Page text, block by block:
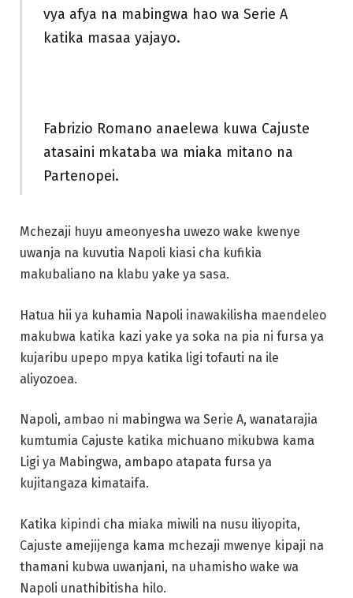
vya afya na mabingwa hao wa Serie A
katika masaa yajayo.
Fabrizio Romano anaelewa kuwa Cajuste
atasaini mkataba wa miaka mitano na
Partenopei.
Mchezaji huyu ameonyesha uwezo wake kwenye
uwanja na kuvutia Napoli kiasi cha kufikia
makubaliano na klabu yake ya sasa.
Hatua hii ya kuhamia Napoli inawakilisha maendeleo
makubwa katika kazi yake ya soka na pia ni fursa ya
kujaribu upepo mpya katika ligi tofauti na ile
aliyozoea.
Napoli, ambao ni mabingwa wa Serie A, wanatarajia
kumtumia Cajuste katika michuano mikubwa kama
Ligi ya Mabingwa, ambapo atapata fursa ya
kujitangaza kimataifa.
Katika kipindi cha miaka miwili na nusu iliyopita,
Cajuste amejijenga kama mchezaji mwenye kipaji na
thamani kubwa uwanjani, na uhamisho wake wa
Napoli unathibitisha hilo.